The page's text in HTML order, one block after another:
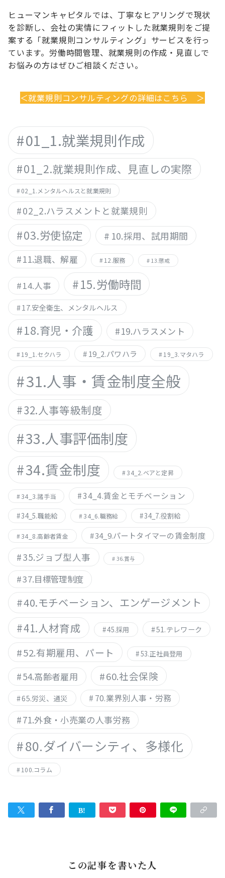
ヒューマンキャピタルでは、丁寧なヒアリングで現状
を診断し、会社の実情にフィットした就業規則をご提
案する「就業規則コンサルティング」サービスを行っ
ています。労働時間管理、就業規則の作成・見直しで
お悩みの方はぜひご相談ください。
＜就業規則コンサルティングの詳細はこちら ＞
01_1.就業規則作成
01_2.就業規則作成、見直しの実際
02_1.メンタルヘルスと就業規則
02_2.ハラスメントと就業規則
03.労使協定 10.採用、試用期間
11.退職、解雇 12.服務 13.懲戒
14.人事 15.労働時間
17.安全衛生、メンタルヘルス
18.育児・介護 19.ハラスメント
19_1.セクハラ 19_2.パワハラ 19_3.マタハラ
31.人事・賃金制度全般
32.人事等級制度
33.人事評価制度
34.賃金制度 34_2.ベアと定昇
34_3.諸手当 34_4.賃金とモチベーション
34_5.職能給 34_6.職務給 34_7.役割給
34_8.高齢者賃金 34_9.パートタイマーの賃金制度
35.ジョブ型人事 36.賞与
37.目標管理制度
40.モチベーション、エンゲージメント
41.人材育成 45.採用 51.テレワーク
52.有期雇用、パート 53.正社員登用
54.高齢者雇用 60.社会保険
65.労災、通災 70.業界別人事・労務
71.外食・小売業の人事労務
80.ダイバーシティ、多様化
100.コラム
この記事を書いた人